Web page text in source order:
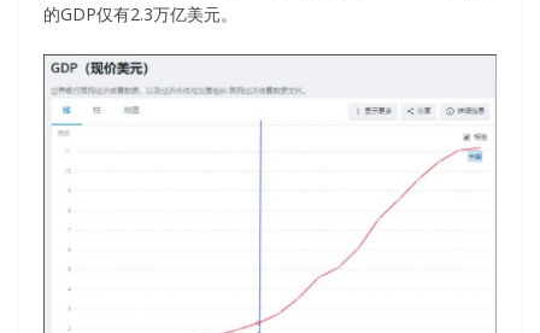
的GDP仅有2.3万亿美元。